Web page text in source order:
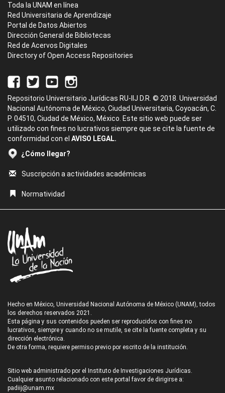
Toda la UNAM en línea
Red Universitaria de Aprendizaje
Portal de Datos Abiertos
Dirección General de Bibliotecas
Red de Acervos Digitales
Directory of Open Access Repositories
Repositorio Universitario Jurídicas RU-IIJ D.R. © 2018. Universidad
Nacional Autónoma de México, Ciudad Universitaria, Coyoacán, C.
P. 04510, Ciudad de México, México. Este sitio web puede ser
utilizado con fines no lucrativos siempre que se cite la fuente de
conformidad con el AVISO LEGAL.
¿Cómo llegar?
Suscripción a actividades académicas
Normatividad
Hecho en México, Universidad Nacional Autónoma de México (UNAM), todos
los derechos reservados 2021.
Esta página y sus contenidos pueden ser reproducidos con fines no
lucrativos, siempre y cuando no se mutile, se cite la fuente completa y su
dirección electrónica.
De otra forma, requiere permiso previo por escrito de la institución.
Sitio web administrado por el Instituto de Investigaciones Jurídicas.
Cualquier asunto relacionado con este portal favor de dirigirse a:
padiij@unam.mx